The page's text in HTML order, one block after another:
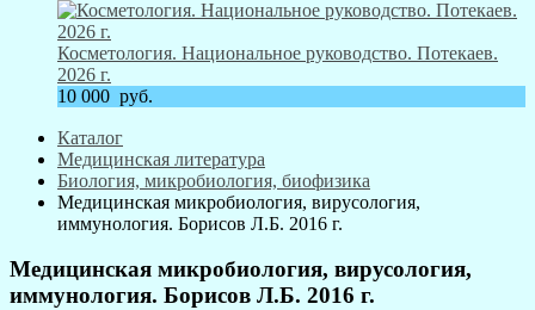
Косметология. Национальное руководство. Потекаев.
2026 г.
10 000 руб.
Каталог
Медицинская литература
Биология, микробиология, биофизика
Медицинская микробиология, вирусология,
иммунология. Борисов Л.Б. 2016 г.
Медицинская микробиология, вирусология,
иммунология. Борисов Л.Б. 2016 г.